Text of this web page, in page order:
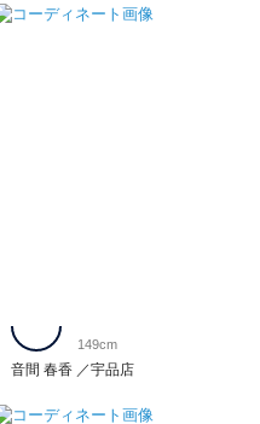
音間 春香 宇品店
149cm